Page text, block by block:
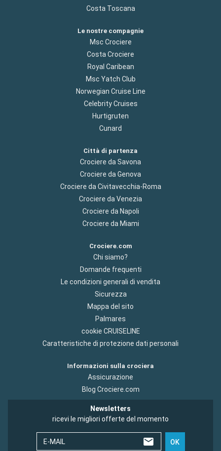
Costa Toscana
Le nostre compagnie
Msc Crociere
Costa Crociere
Royal Caribean
Msc Yatch Club
Norwegian Cruise Line
Celebrity Cruises
Hurtigruten
Cunard
Città di partenza
Crociere da Savona
Crociere da Genova
Crociere da Civitavecchia-Roma
Crociere da Venezia
Crociere da Napoli
Crociere da Miami
Crociere.com
Chi siamo?
Domande frequenti
Le condizioni generali di vendita
Sicurezza
Mappa del sito
Palmares
cookie CRUISELINE
Caratteristiche di protezione dati personali
Informazioni sulla crociera
Assicurazione
Blog Crociere.com
Newsletters
ricevi le migliori offerte del momento
E-MAIL OK